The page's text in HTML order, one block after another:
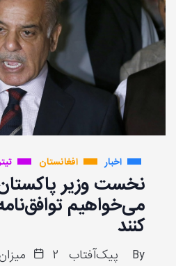
اخبار افغانستان
نخست وزیر پاکستان:
می‌خواهیم
کنند
By پیک‌آفتاب
۲ میزان ۱۴۰۱